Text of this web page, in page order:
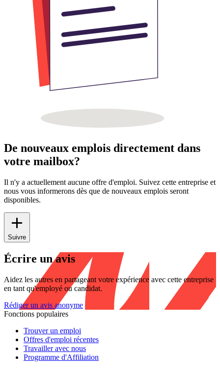
De nouveaux emplois directement dans
votre mailbox?
Il n'y a actuellement aucune offre d'emploi. Suivez cette entreprise et
nous vous informerons dès que de nouveaux emplois seront
disponibles.
Suivre
Écrire un avis
Aidez les autres en partageant votre expérience avec cette entreprise
en tant qu'employé ou candidat.
Rédiger un avis anonyme
Fonctions populaires
Trouver un emploi
Offres d'emploi récentes
Travailler avec nous
Programme d'Affiliation